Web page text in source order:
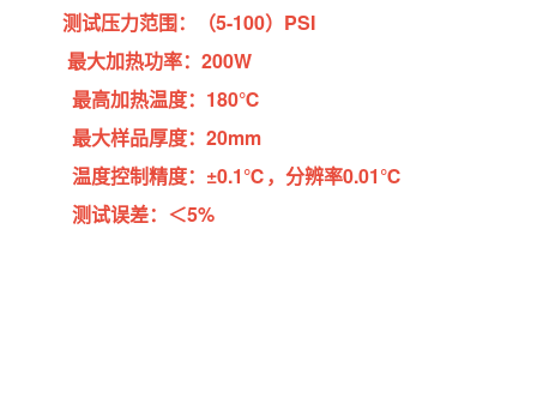
测试压力范围：（5-100）PSI
最大加热功率：200W
最高加热温度：180℃
最大样品厚度：20mm
温度控制精度：±0.1℃，分辨率0.01℃
测试误差：＜5%